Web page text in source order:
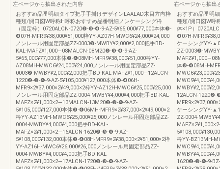
左ページから抽出された内容
おすすめ品番明細タイプ把手手掛けデザインLAALAD木目方向枠
種類/開口図W呼称H呼称おすすめ品番明細ノンケーシング枠
（固定枠）0720ALCN-0720❷-❸-❹-9-AZ-5¥65,000¥77,000本体❸-
❹07H-MFR9¥38,000¥51,000枠YY-AZ07H-MWC6¥24,000¥24,000
ノンレール用固定部品ZZ-0003❷-MWBY¥2,000¥2,000把手BD-
KAL-MAFZ¥1,000―08MALCN-08M20❷-❸-❹-9-AZ-
5¥65,000¥77,000本体❸-❹08MH-MFR9¥38,000¥51,000枠YY-
AZ08MH-MWC6¥24,000¥24,000ノンレール用固定部品ZZ-
0003❷-MWBY¥2,000¥2,000把手BD-KAL-MAFZ¥1,000―12ALCN-
1220❷-❸-❹-9-AZ-5¥105,000¥127,000本体❸-❹06H-
MFR9×2¥37,000×2¥49,000×2枠YY-AZ12H-MWC6¥25,000¥25,000
ノンレール用固定部品ZZ-0004-MWBY¥4,000¥4,000把手BD-KAL-
MAFZ×2¥1,000×2―13MALCN-13M20❷-❸-❹-9-AZ-
5¥105,000¥127,000本体❸-❹06MH-MFR9×2¥37,000×2¥49,000×2
枠YY-AZ13MH-MWC6¥25,000¥25,000ノンレール用固定部品ZZ-
0004-MWBY¥4,000¥4,000把手BD-KAL-
MAFZ×2¥1,000×2―16ALCN-1620❷-❸-❹-9-AZ-
5¥108,000¥132,000本体❸-❹08H-MFR9×2¥38,000×2¥51,000×2枠
YY-AZ16H-MWC6¥26,000¥26,000ノンレール用固定部品ZZ-
0004-MWBY¥4,000¥4,000把手BD-KAL-
MAFZ×2¥1,000×2―17ALCN-1720❷-❸-❹-9-AZ-
右ページから抽出
おすすめ品番明
種類/開口図W呼
体×1P）
❹07H-
ケーシングYY-
ZZ-0003❷-
体❸-❹08MH-
12ALCN-1220❷-
ケーシングYY-
ZZ-0004-
枠YY-BZ13MH-
1620❷-❸-❹-9-